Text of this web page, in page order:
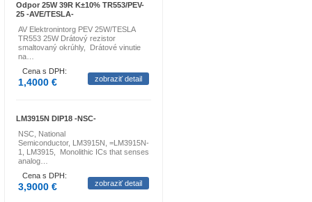
Odpor 25W 39R K±10% TR553/PEV-
25 -AVE/TESLA-
AV Elektronintorg PEV 25W/TESLA
TR553 25W Drátový rezistor
smaltovaný okrúhly, Drátové vinutie
na…
Cena s DPH:
1,4000 € zobraziť detail
LM3915N DIP18 -NSC-
NSC, National
Semiconductor, LM3915N, =LM3915N-
1, LM3915, Monolithic ICs that senses
analog…
Cena s DPH:
3,9000 € zobraziť detail